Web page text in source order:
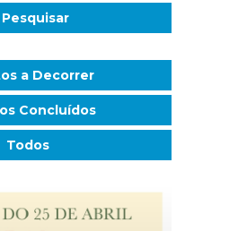
Pesquisar
a Decorrer
Concluídos
Todos